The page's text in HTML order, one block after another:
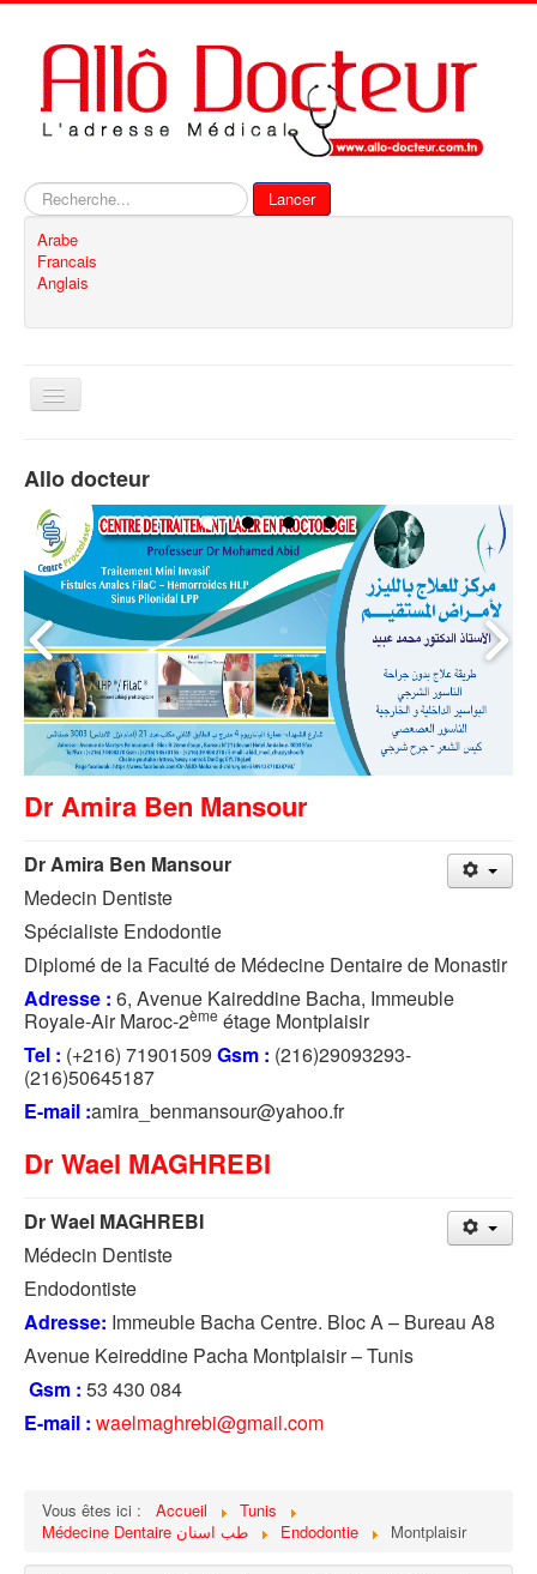
Rechercher
Lancer
Arabe
Francais
Anglais
Basculer
Contact
Allo docteur
Dr Amira Ben Mansour
Dr Amira Ben Mansour
Medecin Dentiste
Spécialiste Endodontie
Diplomé de la Faculté de Médecine Dentaire de Monastir
Adresse : 6, Avenue Kaireddine Bacha, Immeuble
Royale-Air Maroc-2ème étage Montplaisir
Tel : (+216) 71901509 Gsm : (216)29093293-
(216)50645187
E-mail :amira_benmansour@yahoo.fr
Dr Wael MAGHREBI
Dr Wael MAGHREBI
Médecin Dentiste
Endodontiste
Adresse: Immeuble Bacha Centre. Bloc A – Bureau A8
Avenue Keireddine Pacha Montplaisir – Tunis
Gsm : 53 430 084
E-mail : waelmaghrebi@gmail.com
Vous êtes ici : Accueil
Tunis
Médecine Dentaire طب اسنان
Endodontie Montplaisir